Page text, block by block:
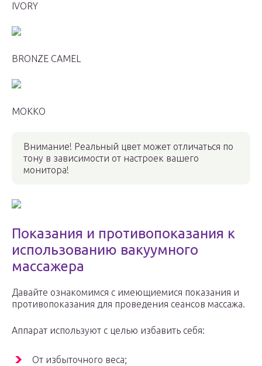
IVORY
BRONZE CAMEL
MOKKO
Внимание! Реальный цвет может отличаться по
тону в зависимости от настроек вашего
монитора!
Показания и противопоказания к
использованию вакуумного
массажера
Давайте ознакомимся с имеющиемися показания и
противопоказания для проведения сеансов массажа.
Аппарат используют с целью избавить себя:
От избыточного веса;